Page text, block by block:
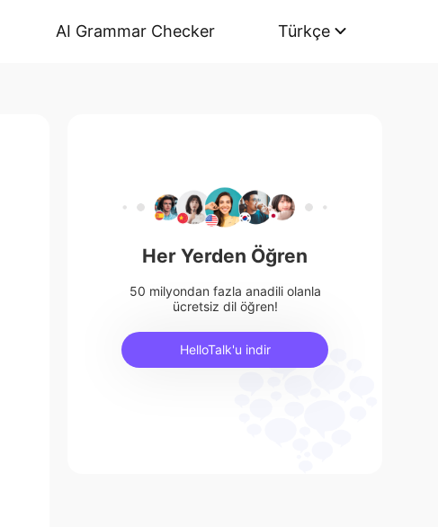
AI Grammar Checker Türkçe
Her Yerden Öğren
50 milyondan fazla anadili olanla
ücretsiz dil öğren!
HelloTalk'u indir